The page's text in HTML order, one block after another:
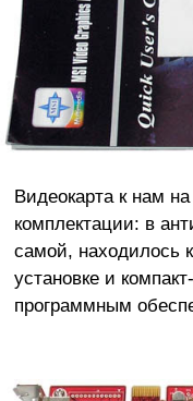
Видеокарта к нам
комплектации: в
самой, находилось
установке и
программным